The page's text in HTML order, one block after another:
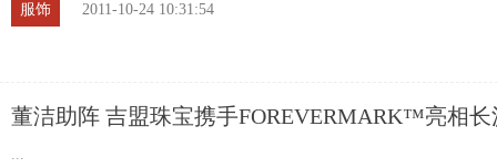
服饰 2011-10-24 10:31:54
董洁助阵 吉盟珠宝携手FOREVERMARK™亮相长
...